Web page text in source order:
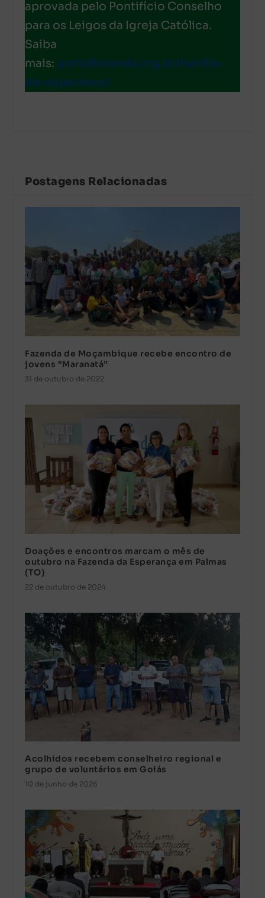
aprovada pelo Pontifício Conselho
para os Leigos da Igreja Católica.
Saiba
mais: portalfazenda.org.br/familia-
da-esperanca/
Postagens Relacionadas
Fazenda de Moçambique recebe encontro de
jovens “Maranatá”
31 de outubro de 2022
Doações e encontros marcam o mês de
outubro na Fazenda da Esperança em Palmas
(TO)
22 de outubro de 2024
Acolhidos recebem conselheiro regional e
grupo de voluntários em Goiás
10 de junho de 2026